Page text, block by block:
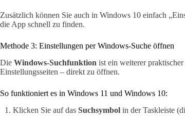
Zusätzlich können Sie auch in Windows 10 einfach
die App schnell zu finden.
Methode 3: Einstellungen per Windows-Suche öffnen
Die Windows-Suchfunktion ist ein weiterer
Einstellungsseiten – direkt zu öffnen.
So funktioniert es in Windows 11 und Windows 10:
Klicken Sie auf das Suchsymbol in der Taskleiste